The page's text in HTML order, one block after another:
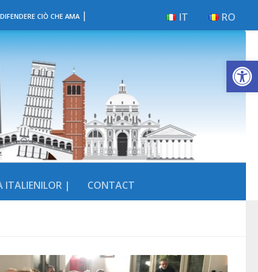
CIÒ CHE AMA | RO
IT
ITALIENILOR | CONTACT